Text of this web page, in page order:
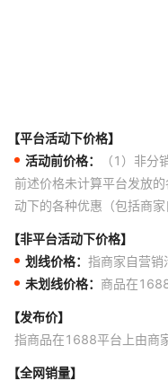
【平台活动下价格】
活动前价格：
（1）非
前述价格未计算平台发放
动下的各种优惠（包括商
【非平台活动下价格】
划线价格： 指商家自营销
未划线价格： 商品在
【发布价】
指商品在1688平台上由商
【全网销量】